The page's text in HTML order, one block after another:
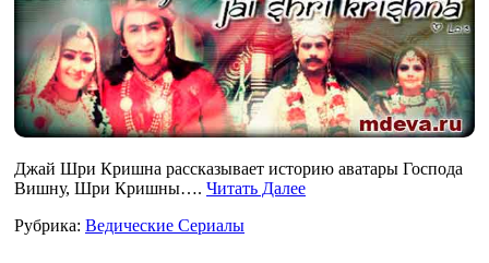
Джай Шри Кришна рассказывает историю аватары Господа
Вишну, Шри Кришны…. Читать Далее
Рубрика: Ведические Сериалы